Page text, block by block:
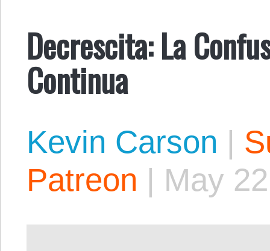
Decrescita: La
Continua
Kevin Carson |
Patreon | May